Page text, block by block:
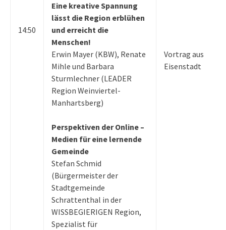
14:50
Eine kreative Spannung
lässt die Region erblühen
und erreicht die
Menschen!
Erwin Mayer (KBW), Renate
Mihle und Barbara
Sturmlechner (LEADER
Region Weinviertel-
Manhartsberg)
Perspektiven der Online –
Medien für eine lernende
Gemeinde
Stefan Schmid
(Bürgermeister der
Stadtgemeinde
Schrattenthal in der
WISSBEGIERIGEN Region,
Spezialist für
Vortrag aus
Eisenstadt